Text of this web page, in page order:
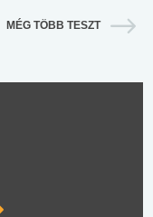
MÉG TÖBB TESZT